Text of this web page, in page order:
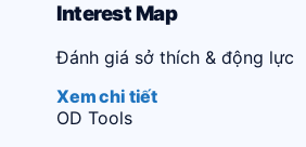
Interest Map
Đánh giá sở thích & động lực
Xem chi tiết
OD Tools